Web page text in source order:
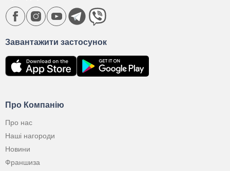
Про Компанію
Про нас
Наші нагороди
Новини
Франшиза
Завантажити застосунок